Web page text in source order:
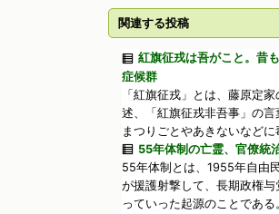
関連する投稿
紅旗征戎は吾がこと。昔
症候群
「紅旗征戎」とは、藤原定
述、「紅旗征戎非吾事」の
まつりごとやあきないなど
55年体制の亡霊、官僚統
55年体制とは、1955年自由
が援護射撃して、長期政権
っていった起源のことであ